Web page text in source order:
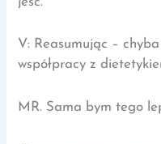
V: Reasumując –
współpracy z
MR. Sama bym tego